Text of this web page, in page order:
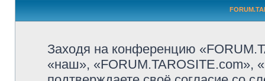
Заходя на конференцию
«наш», «FORUM.TAROSITE.com»,